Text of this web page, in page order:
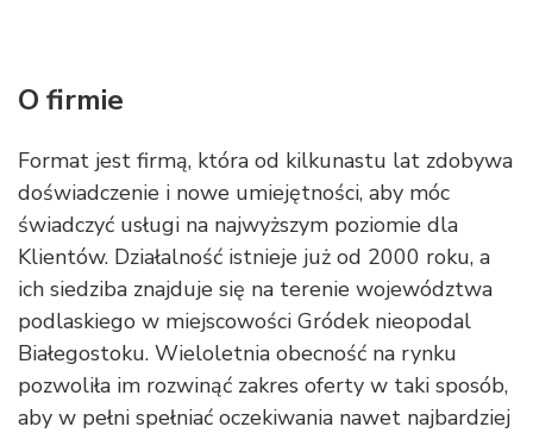
O firmie
Format jest firmą, która od kilkunastu lat zdobywa
doświadczenie i nowe umiejętności, aby móc
świadczyć usługi na najwyższym poziomie dla
Klientów. Działalność istnieje już od 2000 roku, a
ich siedziba znajduje się na terenie województwa
podlaskiego w miejscowości Gródek nieopodal
Białegostoku. Wieloletnia obecność na rynku
pozwoliła im rozwinąć zakres oferty w taki sposób,
aby w pełni spełniać oczekiwania nawet najbardziej